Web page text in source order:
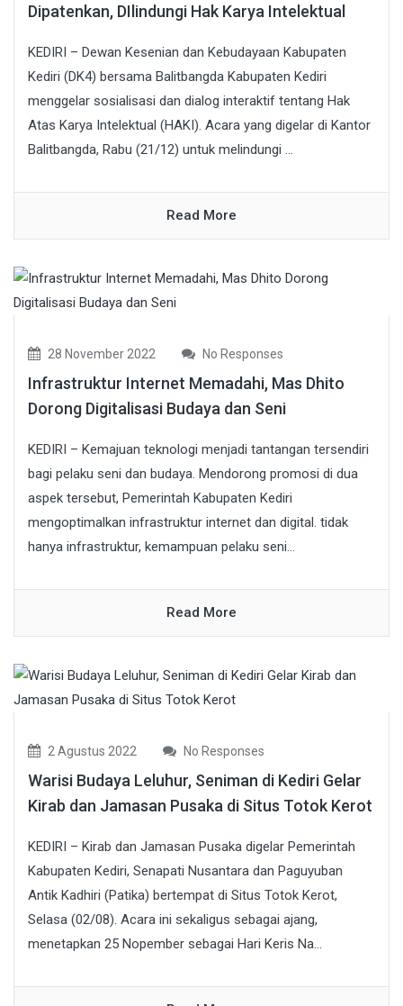
Dipatenkan, DIlindungi Hak Karya Intelektual
KEDIRI – Dewan Kesenian dan Kebudayaan Kabupaten
Kediri (DK4) bersama Balitbangda Kabupaten Kediri
menggelar sosialisasi dan dialog interaktif tentang Hak
Atas Karya Intelektual (HAKI). Acara yang digelar di Kantor
Balitbangda, Rabu (21/12) untuk melindungi ...
Read More
28 November 2022 No Responses
Infrastruktur Internet Memadahi, Mas Dhito
Dorong Digitalisasi Budaya dan Seni
KEDIRI – Kemajuan teknologi menjadi tantangan tersendiri
bagi pelaku seni dan budaya. Mendorong promosi di dua
aspek tersebut, Pemerintah Kabupaten Kediri
mengoptimalkan infrastruktur internet dan digital. tidak
hanya infrastruktur, kemampuan pelaku seni...
Read More
2 Agustus 2022 No Responses
Warisi Budaya Leluhur, Seniman di Kediri Gelar
Kirab dan Jamasan Pusaka di Situs Totok Kerot
KEDIRI – Kirab dan Jamasan Pusaka digelar Pemerintah
Kabupaten Kediri, Senapati Nusantara dan Paguyuban
Antik Kadhiri (Patika) bertempat di Situs Totok Kerot,
Selasa (02/08). Acara ini sekaligus sebagai ajang,
menetapkan 25 Nopember sebagai Hari Keris Na...